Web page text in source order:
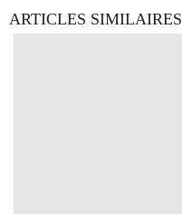
ARTICLES SIMILAIRES